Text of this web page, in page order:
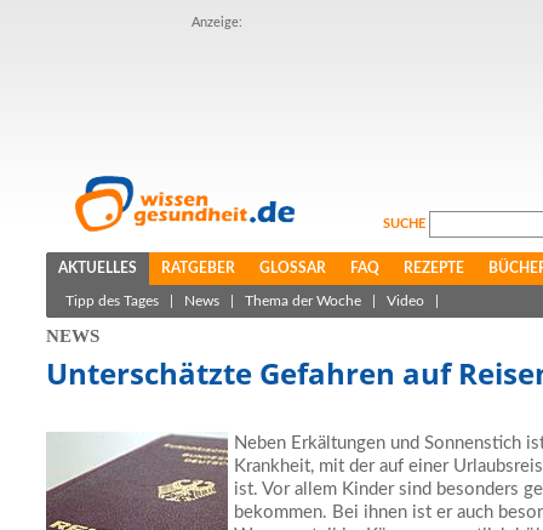
Anzeige:
SUCHE
AKTUELLES RATGEBER GLOSSAR FAQ REZEPTE
Tipp des Tages News Thema der Woche Video
NEWS
Unterschätzte Gefahren auf
Neben Erkältungen und Sonnenstich
Krankheit, mit der auf einer
ist. Vor allem Kinder sind besonders
bekommen. Bei ihnen ist er auch